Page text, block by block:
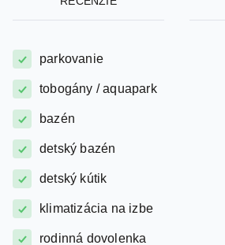
tobogány / aquapark
bazén
detský bazén
detský kútik
klimatizácia na izbe
rodinná dovolenka
wellness / spa